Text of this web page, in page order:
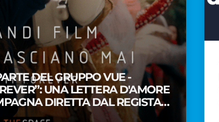
DEL GRUPPO VUE -
UNA LETTERA D'AMORE
DIRETTA DAL REGISTA
WAITITI